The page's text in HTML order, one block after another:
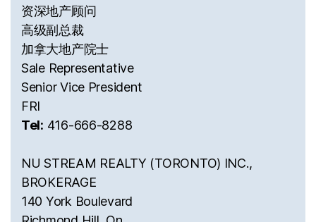
资深地产顾问
高级副总裁
加拿大地产院士
Sale Representative
Senior Vice President
FRI
Tel: 416-666-8288
NU STREAM REALTY (TORONTO) INC.,
BROKERAGE
140 York Boulevard